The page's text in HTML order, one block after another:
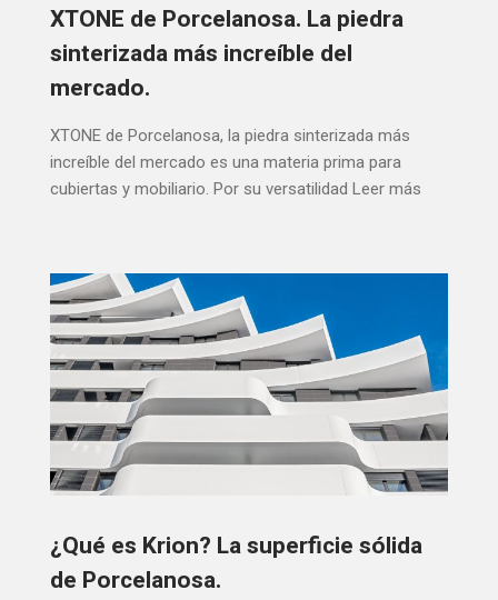
XTONE de Porcelanosa. La piedra
sinterizada más increíble del
mercado.
XTONE de Porcelanosa, la piedra sinterizada más
increíble del mercado es una materia prima para
cubiertas y mobiliario. Por su versatilidad Leer más
¿Qué es Krion? La superficie sólida
de Porcelanosa.